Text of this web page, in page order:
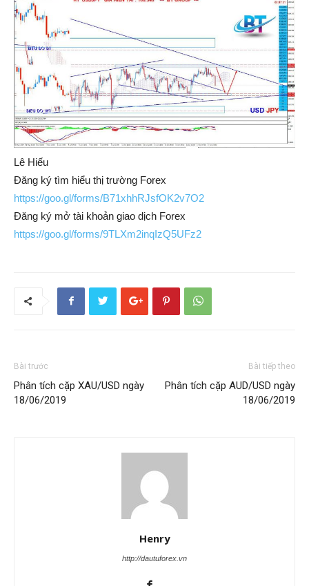
Lê Hiếu
Đăng ký tìm hiểu thị trường Forex
https://goo.gl/forms/B71xhhRJsfOK2v7O2
Đăng ký mở tài khoản giao dịch Forex
https://goo.gl/forms/9TLXm2inqIzQ5UFz2
Bài trước
Phân tích cặp XAU/USD ngày
18/06/2019
Bài tiếp theo
Phân tích cặp AUD/USD ngày
18/06/2019
Henry
http://dautuforex.vn